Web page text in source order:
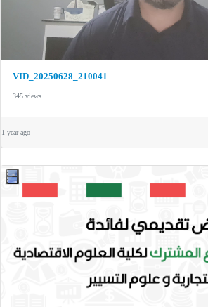
VID_20250628_210041
345 views
1 year ago